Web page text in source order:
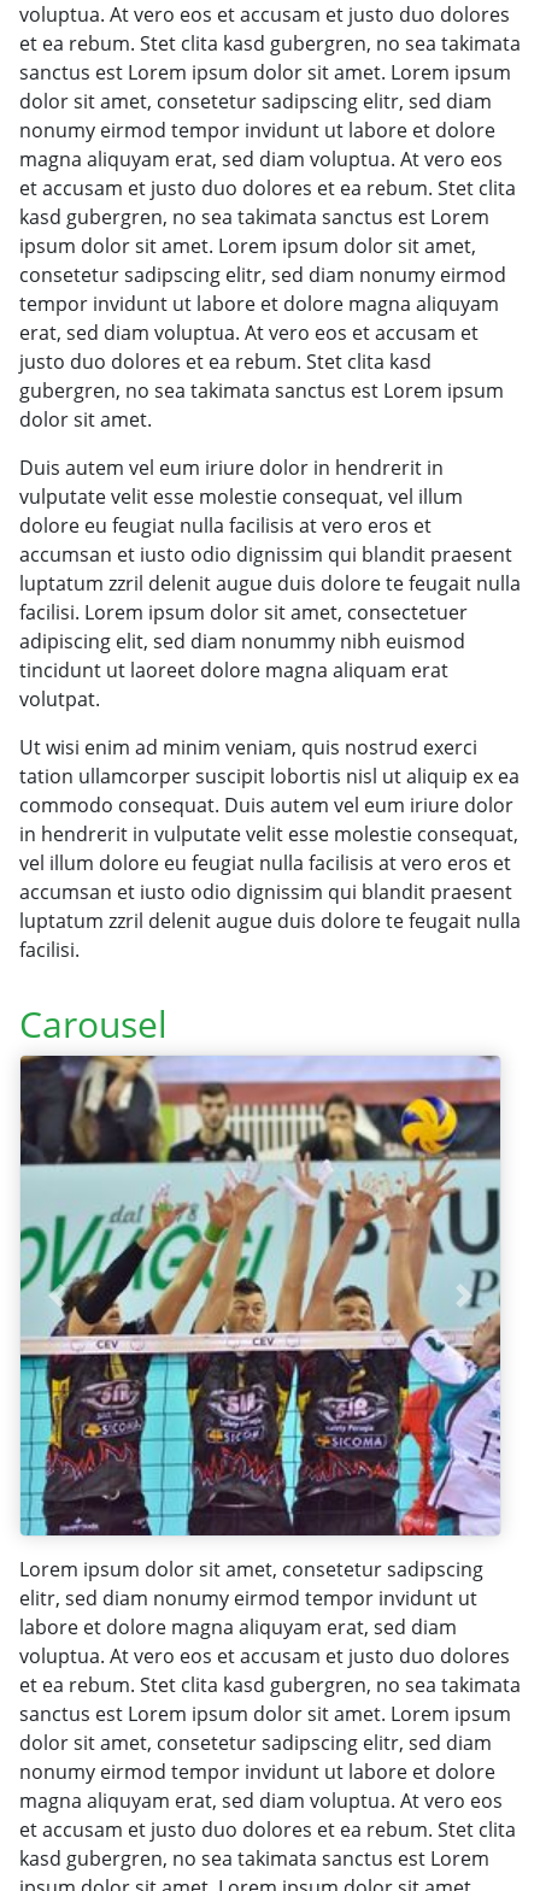
voluptua. At vero eos et accusam et justo duo dolores
et ea rebum. Stet clita kasd gubergren, no sea takimata
sanctus est Lorem ipsum dolor sit amet. Lorem ipsum
dolor sit amet, consetetur sadipscing elitr, sed diam
nonumy eirmod tempor invidunt ut labore et dolore
magna aliquyam erat, sed diam voluptua. At vero eos
et accusam et justo duo dolores et ea rebum. Stet clita
kasd gubergren, no sea takimata sanctus est Lorem
ipsum dolor sit amet. Lorem ipsum dolor sit amet,
consetetur sadipscing elitr, sed diam nonumy eirmod
tempor invidunt ut labore et dolore magna aliquyam
erat, sed diam voluptua. At vero eos et accusam et
justo duo dolores et ea rebum. Stet clita kasd
gubergren, no sea takimata sanctus est Lorem ipsum
dolor sit amet.
Duis autem vel eum iriure dolor in hendrerit in
vulputate velit esse molestie consequat, vel illum
dolore eu feugiat nulla facilisis at vero eros et
accumsan et iusto odio dignissim qui blandit praesent
luptatum zzril delenit augue duis dolore te feugait nulla
facilisi. Lorem ipsum dolor sit amet, consectetuer
adipiscing elit, sed diam nonummy nibh euismod
tincidunt ut laoreet dolore magna aliquam erat
volutpat.
Ut wisi enim ad minim veniam, quis nostrud exerci
tation ullamcorper suscipit lobortis nisl ut aliquip ex ea
commodo consequat. Duis autem vel eum iriure dolor
in hendrerit in vulputate velit esse molestie consequat,
vel illum dolore eu feugiat nulla facilisis at vero eros et
accumsan et iusto odio dignissim qui blandit praesent
luptatum zzril delenit augue duis dolore te feugait nulla
facilisi.
Carousel
Previous Next
Lorem ipsum dolor sit amet, consetetur sadipscing
elitr, sed diam nonumy eirmod tempor invidunt ut
labore et dolore magna aliquyam erat, sed diam
voluptua. At vero eos et accusam et justo duo dolores
et ea rebum. Stet clita kasd gubergren, no sea takimata
sanctus est Lorem ipsum dolor sit amet. Lorem ipsum
dolor sit amet, consetetur sadipscing elitr, sed diam
nonumy eirmod tempor invidunt ut labore et dolore
magna aliquyam erat, sed diam voluptua. At vero eos
et accusam et justo duo dolores et ea rebum. Stet clita
kasd gubergren, no sea takimata sanctus est Lorem